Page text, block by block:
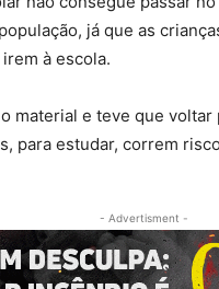
já que as
à escola.
material e teve que
para estudar, correm
- Advertisment -